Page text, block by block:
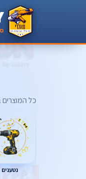
כל המוצרים
נטענים